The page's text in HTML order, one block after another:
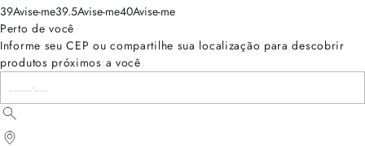
39Avise-me39.5Avise-me40Avise-me
Perto de você
Informe seu CEP ou compartilhe sua localização para descobrir
produtos próximos a você